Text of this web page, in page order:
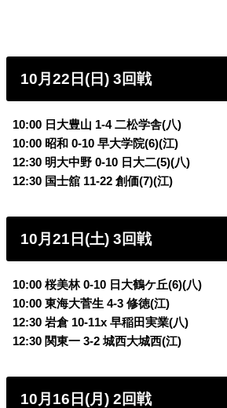
10月22日(日) 3回戦
10:00 日大豊山 1-4二松学舎(八)
10:00 昭和 0-10早大学院(6)(江)
12:30 明大中野 0-10 日大二(5)(八)
12:30 国士舘 11-22創価(7)(江)
10月21日(土) 3回戦
10:00 桜美林 0-10 日大鶴ケ丘(6)(八)
10:00 東海大菅生 4-3修徳(江)
12:30 岩倉 10-11x早稲田実業(八)
12:30 関東一 3-2城西大城西(江)
10月16日(月) 2回戦